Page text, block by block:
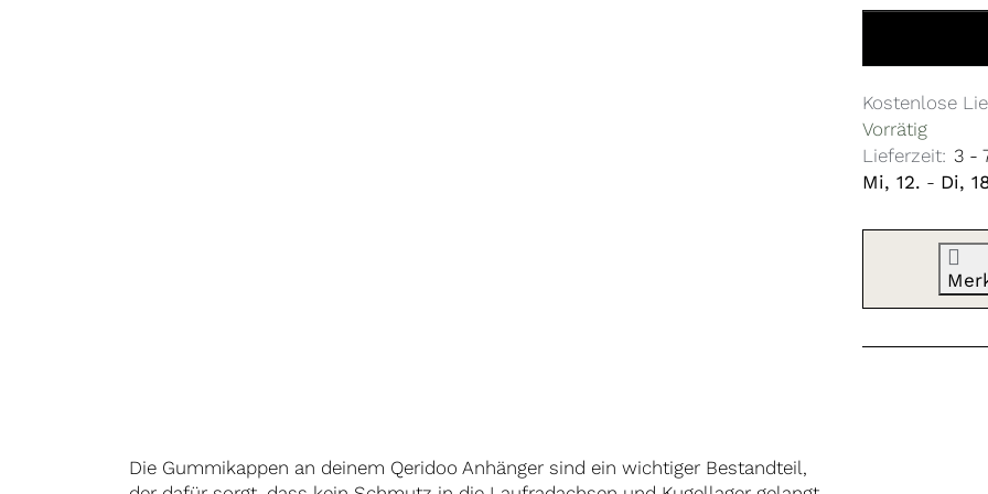
Die Gummikappen an deinem Qeridoo Anhänger sind ein wichtiger Bestandteil,
Kostenlose
Vorrätig
Lieferzeit: 3 -
Mi, 12. - Di,